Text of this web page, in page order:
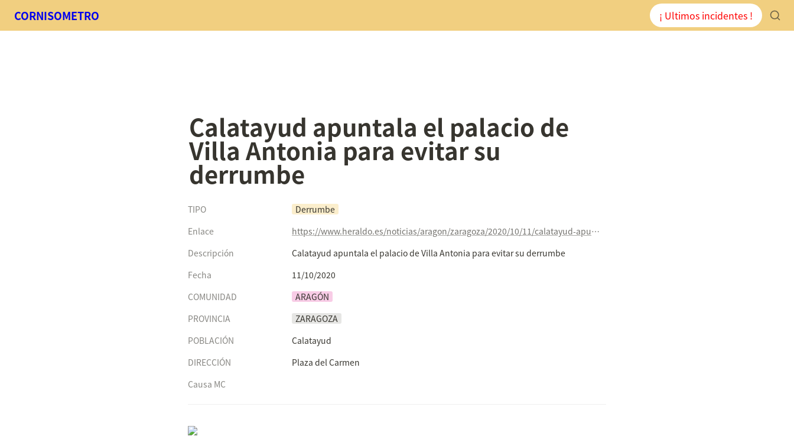
CORNISOMETRO ¡ Ultimos incidentes !
Calatayud apuntala el palacio de
Villa Antonia para evitar su
derrumbe
TIPO
Derrumbe
Enlace
https://www.heraldo.es/noticias/aragon/zaragoza/2020/10/11/calatayud-apuntala-palacio-villa-antonia-evitar-derrumbe-zaragoza-1399472.html?utm_medium=smm&utm_campaign=noticias&utm_source=twitter.com
Descripción
Calatayud apuntala el palacio de Villa Antonia para evitar su derrumbe
Fecha
11/10/2020
COMUNIDAD
ARAGÓN
PROVINCIA
ZARAGOZA
POBLACIÓN
Calatayud
DIRECCIÓN
Plaza del Carmen
Causa MC